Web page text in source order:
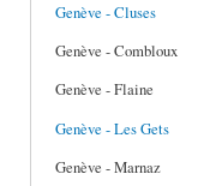
Genève - Cluses
Genève - Combloux
Genève - Flaine
Genève - Les Gets
Genève - Marnaz